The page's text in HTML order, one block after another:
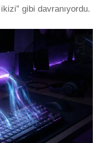
gibi davranıyordu.